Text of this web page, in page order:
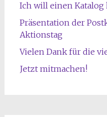
Ich will einen Katalog
Präsentation der
Aktionstag
Vielen Dank für die
Jetzt mitmachen!